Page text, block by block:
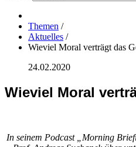
Themen /
Aktuelles /
Wieviel Moral verträgt das
24.02.2020
Wieviel Moral
In seinem Podcast „Morning